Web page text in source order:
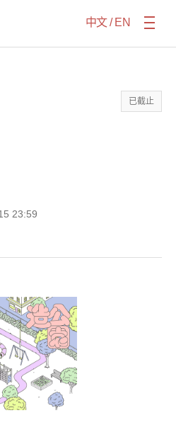
中文 / EN
已截止
23:59